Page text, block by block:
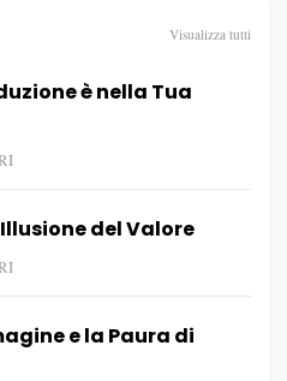
Visualizza tutti
è nella Tua
del Valore
e la Paura di